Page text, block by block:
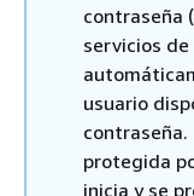
contraseña
servicios de
usuario
contraseña.
protegida
inicia y se